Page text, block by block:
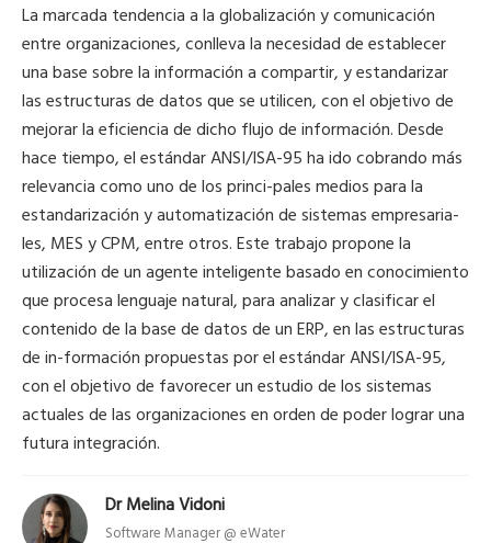
La marcada tendencia a la globalización y comunicación
entre organizaciones, conlleva la necesidad de establecer
una base sobre la información a compartir, y estandarizar
las estructuras de datos que se utilicen, con el objetivo de
mejorar la eficiencia de dicho flujo de información. Desde
hace tiempo, el estándar ANSI/ISA-95 ha ido cobrando más
relevancia como uno de los princi-pales medios para la
estandarización y automatización de sistemas empresaria-
les, MES y CPM, entre otros. Este trabajo propone la
utilización de un agente inteligente basado en conocimiento
que procesa lenguaje natural, para analizar y clasificar el
contenido de la base de datos de un ERP, en las estructuras
de in-formación propuestas por el estándar ANSI/ISA-95,
con el objetivo de favorecer un estudio de los sistemas
actuales de las organizaciones en orden de poder lograr una
futura integración.
Dr Melina Vidoni
Software Manager @ eWater